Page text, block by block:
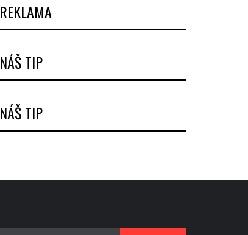
REKLAMA
NÁŠ TIP
NÁŠ TIP